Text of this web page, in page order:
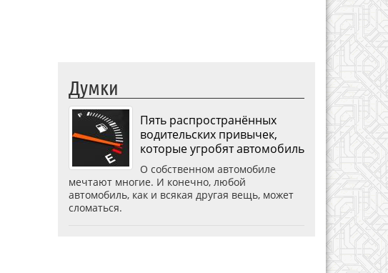
Думки
Пять распространённых
водительских привычек,
которые угробят автомобиль
О собственном автомобиле
мечтают многие. И конечно, любой
автомобиль, как и всякая другая вещь, может
сломаться.